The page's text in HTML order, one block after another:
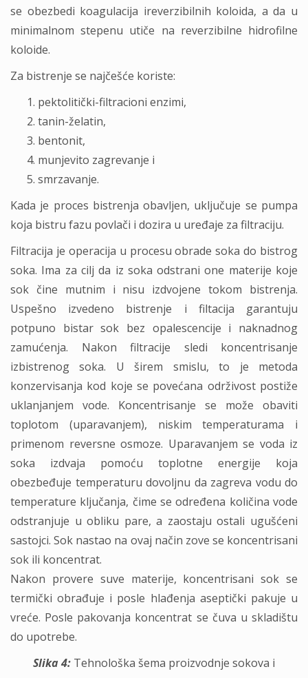
se obezbedi koagulacija ireverzibilnih koloida, a da u
minimalnom stepenu utiče na reverzibilne hidrofilne
koloide.
Za bistrenje se najčešće koriste:
pektolitički-filtracioni enzimi,
tanin-želatin,
bentonit,
munjevito zagrevanje i
smrzavanje.
Kada je proces bistrenja obavljen, uključuje se pumpa
koja bistru fazu povlači i dozira u uređaje za filtraciju.
Filtracija je operacija u procesu obrade soka do bistrog
soka. Ima za cilj da iz soka odstrani one materije koje
sok čine mutnim i nisu izdvojene tokom bistrenja.
Uspešno izvedeno bistrenje i filtacija garantuju
potpuno bistar sok bez opalescencije i naknadnog
zamućenja. Nakon filtracije sledi koncentrisanje
izbistrenog soka. U širem smislu, to je metoda
konzervisanja kod koje se povećana održivost postiže
uklanjanjem vode. Koncentrisanje se može obaviti
toplotom (uparavanjem), niskim temperaturama i
primenom reversne osmoze. Uparavanjem se voda iz
soka izdvaja pomoću toplotne energije koja
obezbeđuje temperaturu dovoljnu da zagreva vodu do
temperature ključanja, čime se određena količina vode
odstranjuje u obliku pare, a zaostaju ostali ugušćeni
sastojci. Sok nastao na ovaj način zove se koncentrisani
sok ili koncentrat.
Nakon provere suve materije, koncentrisani sok se
termički obrađuje i posle hlađenja aseptički pakuje u
vreće. Posle pakovanja koncentrat se čuva u skladištu
do upotrebe.
Slika 4: Tehnološka šema proizvodnje sokova i